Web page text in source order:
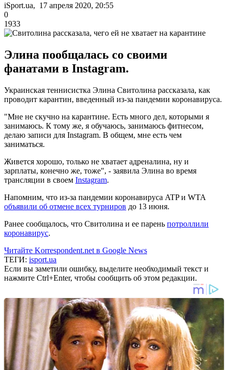
iSport.ua, 17 апреля 2020, 20:55
0
1933
Элина пообщалась со своими
фанатами в Instagram.
Украинская теннисистка Элина Свитолина рассказала, как
проводит карантин, введенный из-за пандемии коронавируса.
"Мне не скучно на карантине. Есть много дел, которыми я
занимаюсь. К тому же, я обучаюсь, занимаюсь фитнесом,
делаю записи для Instagram. В общем, мне есть чем
заниматься.
Живется хорошо, только не хватает адреналина, ну и
зарплаты, конечно же, тоже", - заявила Элина во время
трансляции в своем Instagram.
Напомним, что из-за пандемии коронавируса ATP и WTA
объявили об отмене всех турниров до 13 июня.
Ранее сообщалось, что Свитолина и ее парень потроллили
коронавирус.
Читайте Korrespondent.net в Google News
ТЕГИ: isport.ua
Если вы заметили ошибку, выделите необходимый текст и
нажмите Ctrl+Enter, чтобы сообщить об этом редакции.